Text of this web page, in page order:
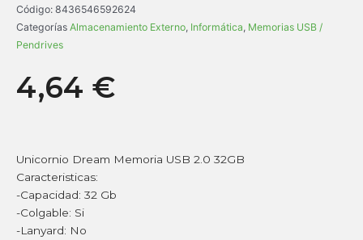
Código: 8436546592624
Categorías Almacenamiento Externo, Informática, Memorias USB /
Pendrives
4,64 €
Unicornio Dream Memoria USB 2.0 32GB
Caracteristicas:
-Capacidad: 32 Gb
-Colgable: Si
-Lanyard: No